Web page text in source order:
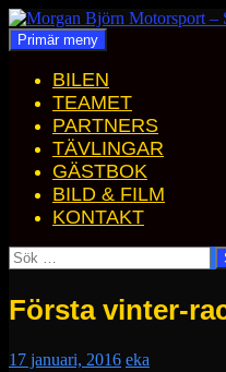
Hoppa
till
innehåll
Morgan Björn Motorsport – SAAB
Sök
Primär meny
BILEN
TEAMET
PARTNERS
TÄVLINGAR
GÄSTBOK
BILD & FILM
KONTAKT
Sök
efter:
Första vinter-
17 januari, 2016 eka